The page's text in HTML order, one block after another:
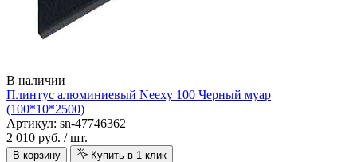
В наличии
Плинтус алюминиевый Neexy 100 Черный муар
(100*10*2500)
Артикул: sn-47746362
2 010 руб. / шт.
В корзину Купить в 1 клик